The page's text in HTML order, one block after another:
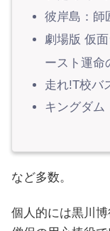
彼岸島：師
劇場版 仮
ースト運命
走れ!T校バ
キングダム
など多数。
個人的には黒川